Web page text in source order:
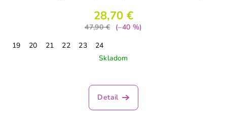
28,70 €
47,90 €
(–40 %)
19
20 21 22 23
24
Skladom
Detail